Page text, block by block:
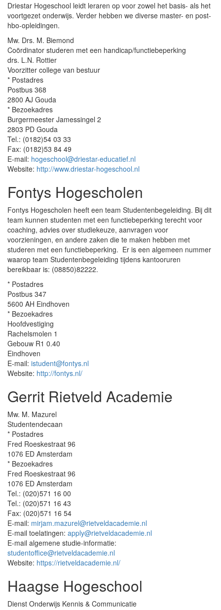
Driestar Hogeschool leidt leraren op voor zowel het basis- als het
voortgezet onderwijs. Verder hebben we diverse master- en post-
hbo-opleidingen.
Mw. Drs. M. Biemond
Coördinator studeren met een handicap/functiebeperking
drs. L.N. Rottier
Voorzitter college van bestuur
* Postadres
Postbus 368
2800 AJ Gouda
* Bezoekadres
Burgermeester Jamessingel 2
2803 PD Gouda
Tel.: (0182)54 03 33
Fax: (0182)53 84 49
E-mail: hogeschool@driestar-educatief.nl
Website: http://www.driestar-hogeschool.nl
Fontys Hogescholen
Fontys Hogescholen heeft een team Studentenbegeleiding. Bij dit
team kunnen studenten met een functiebeperking terecht voor
coaching, advies over studiekeuze, aanvragen voor
voorzieningen, en andere zaken die te maken hebben met
studeren met een functiebeperking. Er is een algemeen nummer
waarop team Studentenbegeleiding tijdens kantooruren
bereikbaar is: (08850)82222.
* Postadres
Postbus 347
5600 AH Eindhoven
* Bezoekadres
Hoofdvestiging
Rachelsmolen 1
Gebouw R1 0.40
Eindhoven
E-mail: istudent@fontys.nl
Website: http://fontys.nl/
Gerrit Rietveld Academie
Mw. M. Mazurel
Studentendecaan
* Postadres
Fred Roeskestraat 96
1076 ED Amsterdam
* Bezoekadres
Fred Roeskestraat 96
1076 ED Amsterdam
Tel.: (020)571 16 00
Tel.: (020)571 16 43
Fax: (020)571 16 54
E-mail: mirjam.mazurel@rietveldacademie.nl
E-mail toelatingen: apply@rietveldacademie.nl
E-mail algemene studie-informatie:
studentoffice@rietveldacademie.nl
Website: https://rietveldacademie.nl/
Haagse Hogeschool
Dienst Onderwijs Kennis & Communicatie